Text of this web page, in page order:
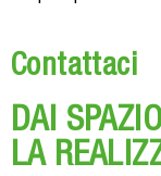
Contattaci
DAI
LA